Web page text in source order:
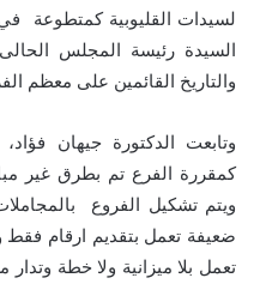
لسيدات القليوبية كمتطوعة
السيدة رئيسة المجلس
والتاريخ القائمين على معظم
وتابعت الدكتورة جيهان
كمقررة الفرع تم بطرق غير
ويتم تشكيل الفروع
ضعيفة تعمل بتقديم ارقام
تعمل بلا ميزانية ولا خطة